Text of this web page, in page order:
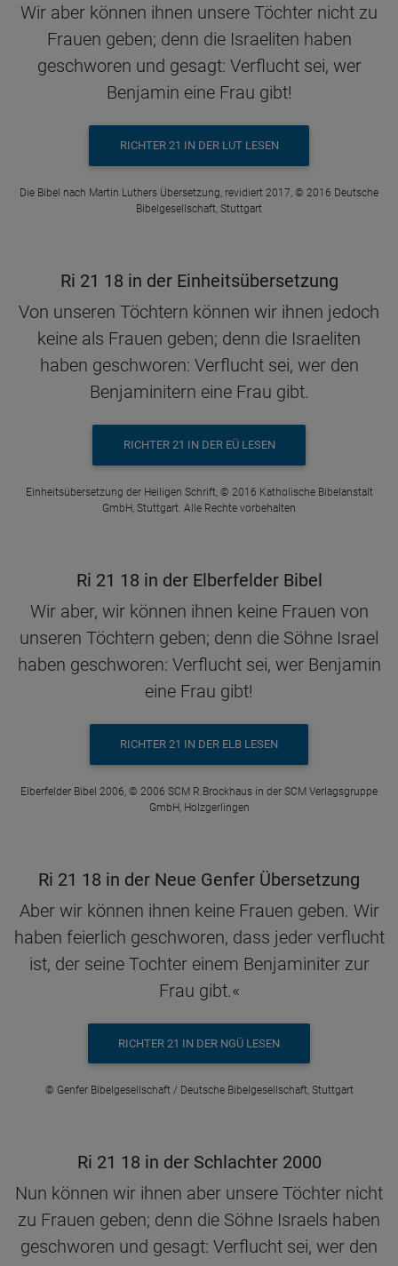
Wir aber können ihnen unsere Töchter nicht zu
Frauen geben; denn die Israeliten haben
geschworen und gesagt: Verflucht sei, wer
Benjamin eine Frau gibt!
RICHTER 21 IN DER LUT LESEN
Die Bibel nach Martin Luthers Übersetzung, revidiert 2017, © 2016 Deutsche
Bibelgesellschaft, Stuttgart
Ri 21 18 in der Einheitsübersetzung
Von unseren Töchtern können wir ihnen jedoch
keine als Frauen geben; denn die Israeliten
haben geschworen: Verflucht sei, wer den
Benjaminitern eine Frau gibt.
RICHTER 21 IN DER EÜ LESEN
Einheitsübersetzung der Heiligen Schrift, © 2016 Katholische Bibelanstalt
GmbH, Stuttgart. Alle Rechte vorbehalten
Ri 21 18 in der Elberfelder Bibel
Wir aber, wir können ihnen keine Frauen von
unseren Töchtern geben; denn die Söhne Israel
haben geschworen: Verflucht sei, wer Benjamin
eine Frau gibt!
RICHTER 21 IN DER ELB LESEN
Elberfelder Bibel 2006, © 2006 SCM R.Brockhaus in der SCM Verlagsgruppe
GmbH, Holzgerlingen
Ri 21 18 in der Neue Genfer Übersetzung
Aber wir können ihnen keine Frauen geben. Wir
haben feierlich geschworen, dass jeder verflucht
ist, der seine Tochter einem Benjaminiter zur
Frau gibt.«
RICHTER 21 IN DER NGÜ LESEN
© Genfer Bibelgesellschaft / Deutsche Bibelgesellschaft, Stuttgart
Ri 21 18 in der Schlachter 2000
Nun können wir ihnen aber unsere Töchter nicht
zu Frauen geben; denn die Söhne Israels haben
geschworen und gesagt: Verflucht sei, wer den